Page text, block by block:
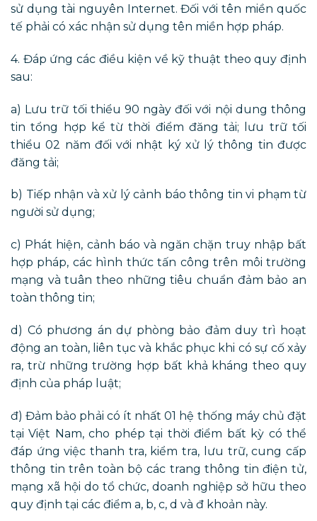
sử dụng tài nguyên Internet. Đối với tên miền quốc
tế phải có xác nhận sử dụng tên miền hợp pháp.
4. Đáp ứng các điều kiện về kỹ thuật theo quy định
sau:
a) Lưu trữ tối thiểu 90 ngày đối với nội dung thông
tin tổng hợp kể từ thời điểm đăng tải; lưu trữ tối
thiểu 02 năm đối với nhật ký xử lý thông tin được
đăng tải;
b) Tiếp nhận và xử lý cảnh báo thông tin vi phạm từ
người sử dụng;
c) Phát hiện, cảnh báo và ngăn chặn truy nhập bất
hợp pháp, các hình thức tấn công trên môi trường
mạng và tuân theo những tiêu chuẩn đảm bảo an
toàn thông tin;
d) Có phương án dự phòng bảo đảm duy trì hoạt
động an toàn, liên tục và khắc phục khi có sự cố xảy
ra, trừ những trường hợp bất khả kháng theo quy
định của pháp luật;
đ) Đảm bảo phải có ít nhất 01 hệ thống máy chủ đặt
tại Việt Nam, cho phép tại thời điểm bất kỳ có thể
đáp ứng việc thanh tra, kiểm tra, lưu trữ, cung cấp
thông tin trên toàn bộ các trang thông tin điện tử,
mạng xã hội do tổ chức, doanh nghiệp sở hữu theo
quy định tại các điểm a, b, c, d và đ khoản này.